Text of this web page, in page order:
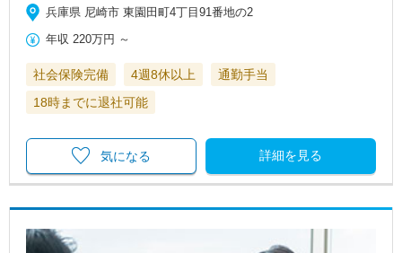
兵庫県 尼崎市 東園田町4丁目91番地の2
年収 220万円 ～
社会保険完備 4週8休以上
通勤手当
18時までに退社可能
詳細を見る
気になる